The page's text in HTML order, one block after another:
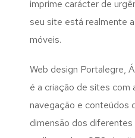
imprime carácter de
seu site está realmente
móveis.
Web design Portalegre,
é a criação de sites com
navegação e conteúdos
dimensão dos